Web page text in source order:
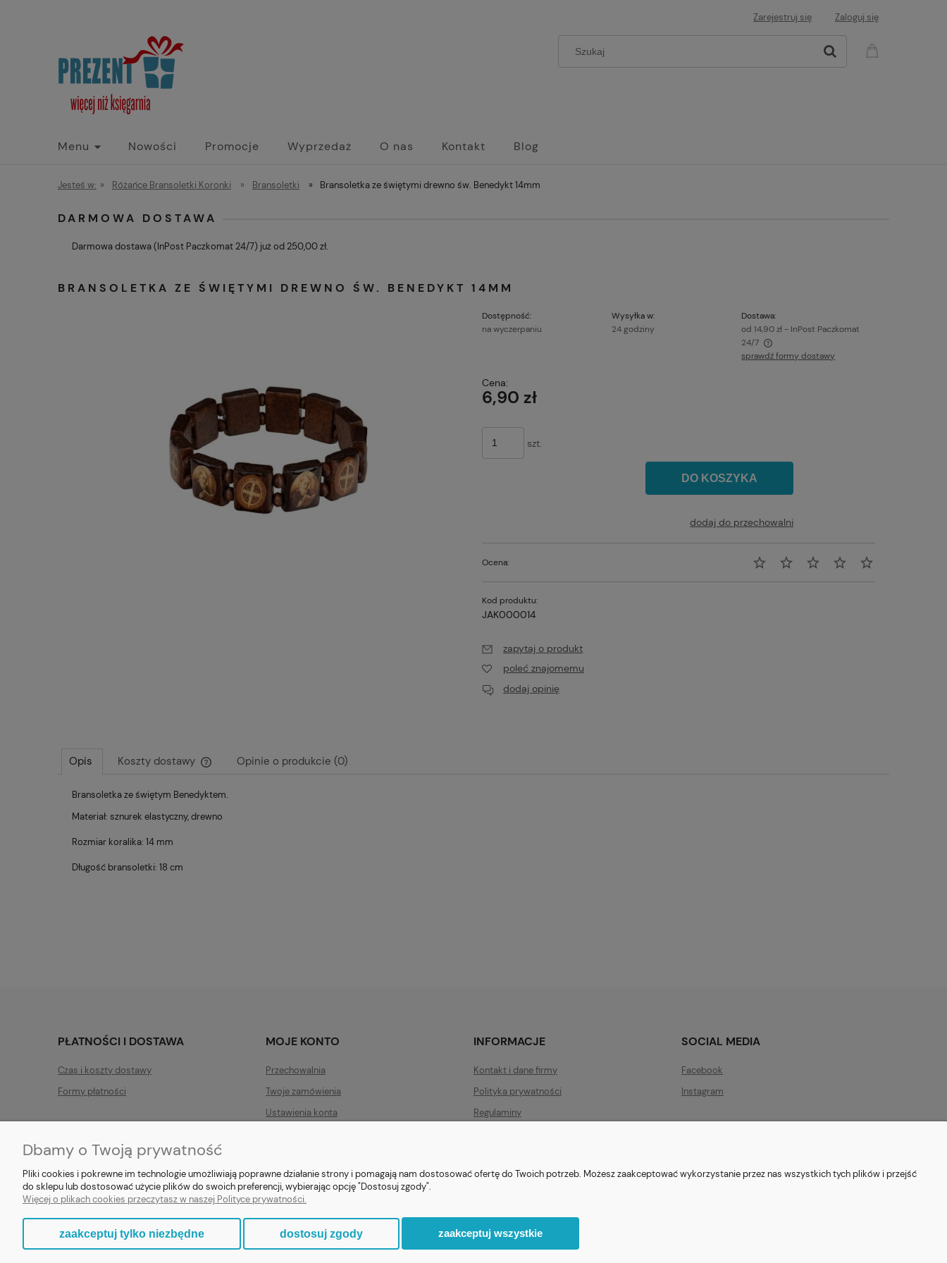
Zarejestruj się Zaloguj się
Menu Nowości Promocje Wyprzedaż O nas Kontakt Blog
Jesteś w: » Różańce Bransoletki Koronki » Bransoletki » Bransoletka ze świętymi drewno św. Benedykt 14mm
DARMOWA DOSTAWA
Darmowa dostawa (InPost Paczkomat 24/7) już od 250,00 zł.
BRANSOLETKA ZE ŚWIĘTYMI DREWNO ŚW. BENEDYKT 14MM
Dostępność:
na wyczerpaniu
Wysyłka w:
24 godziny
Dostawa:
od 14,90 zł - InPost Paczkomat
24/7
sprawdź formy dostawy
Cena:
6,90 zł
szt.
DO KOSZYKA
dodaj do przechowalni
Ocena:
Kod produktu:
JAK000014
zapytaj o produkt
poleć znajomemu
dodaj opinię
Opis Koszty dostawy
Cena nie zawiera ewentualnych kosztów
płatności
Opinie o produkcie (0)
Bransoletka ze świętym Benedyktem.
Materiał: sznurek elastyczny, drewno
Rozmiar koralika: 14 mm
Długość bransoletki: 18 cm
PŁATNOŚCI I DOSTAWA
Czas i koszty dostawy
Formy płatności
MOJE KONTO
Przechowalnia
Twoje zamówienia
Ustawienia konta
INFORMACJE
Kontakt i dane firmy
Polityka prywatności
Regulaminy
SOCIAL MEDIA
Facebook
Instagram
E-prezent.org|sprzedaz@e-prezent.org.pl| Tel.:511546060
Dbamy o Twoją prywatność
Pliki cookies i pokrewne im technologie umożliwiają poprawne działanie strony i pomagają nam dostosować ofertę do Twoich potrzeb. Możesz zaakceptować wykorzystanie przez nas wszystkich tych plików i przejść
do sklepu lub dostosować użycie plików do swoich preferencji, wybierając opcję "Dostosuj zgody".
Więcej o plikach cookies przeczytasz w naszej Polityce prywatności.
zaakceptuj tylko niezbędne dostosuj zgody zaakceptuj wszystkie